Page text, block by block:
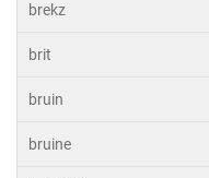
brekz
brit
bruin
bruine